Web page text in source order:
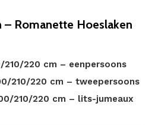
– Romanette Hoeslaken
220 cm – eenpersoons
210/220 cm – tweepersoons
210/220 cm – lits-jumeaux